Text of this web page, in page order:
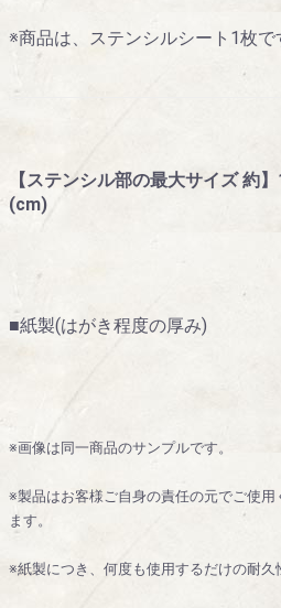
※商品は、ステンシルシート1枚で
【ステンシル部の最大サイズ 約
(cm)
■紙製(はがき程度の厚み)
※画像は同一商品のサンプルです。
※製品はお客様ご自身の責任の元でご使
ます。
※紙製につき、何度も使用するだけの耐久